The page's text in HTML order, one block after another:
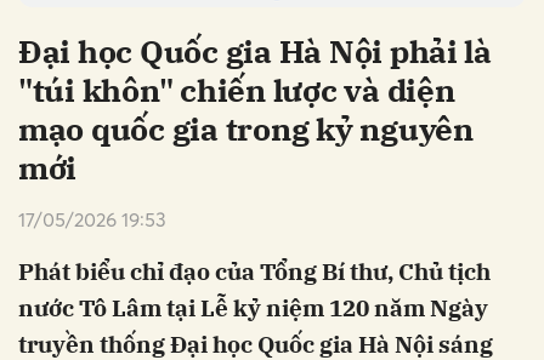
Đại học Quốc gia Hà Nội phải là
"túi khôn" chiến lược và diện
mạo quốc gia trong kỷ nguyên
mới
17/05/2026 19:53
Phát biểu chỉ đạo của Tổng Bí thư, Chủ tịch
nước Tô Lâm tại Lễ kỷ niệm 120 năm Ngày
truyền thống Đại học Quốc gia Hà Nội sáng